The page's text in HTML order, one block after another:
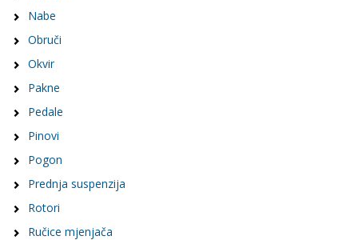
Nabe
Obruči
Okvir
Pakne
Pedale
Pinovi
Pogon
Prednja suspenzija
Rotori
Ručice mjenjača